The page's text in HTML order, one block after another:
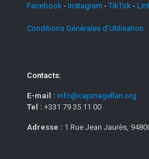
Facebook - Instagram -TikTok -
Conditions Générales d'Utilisation
Contacts:
E-mail : info@capmagellan.org
Tel : +331 79 35 11 00
Adresse : 1 Rue Jean Jaurès,